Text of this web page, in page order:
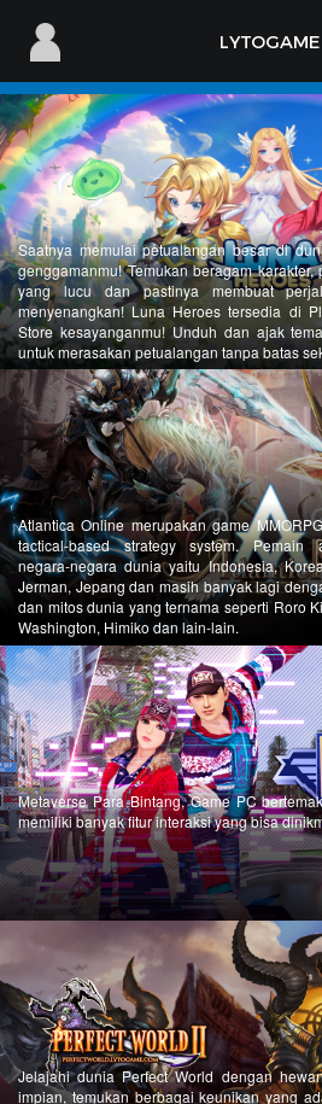
LYTOGAME
My Account
Daftar Baru
PC
Games
Mobile
Games
Berita
Support
LYTOGAME
Saatnya memulai petualangan besar di
genggamanmu! Temukan beragam karakter,
yang lucu dan pastinya membuat
menyenangkan! Luna Heroes tersedia di
Store kesayanganmu! Unduh dan ajak
untuk merasakan petualangan tanpa batas
Atlantica Online merupakan game
tactical-based strategy system. Pemain
negara-negara dunia yaitu Indonesia,
Jerman, Jepang dan masih banyak lagi
dan mitos dunia yang ternama seperti Roro
Washington, Himiko dan lain-lain.
Metaverse Para Bintang, Game PC
memiliki banyak fitur interaksi yang bisa
Jelajahi dunia Perfect World dengan
impian, temukan berbagai keunikan yang